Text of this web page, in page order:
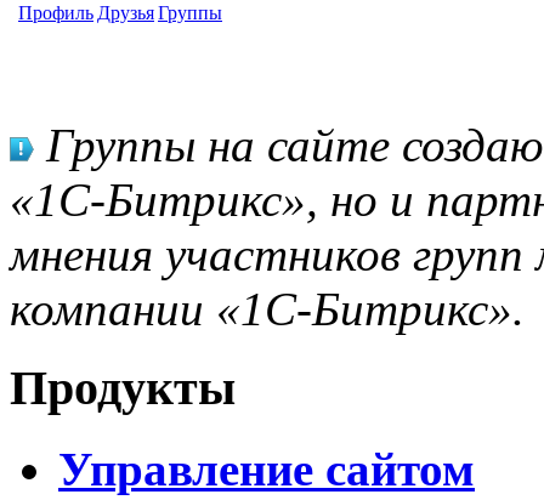
Профиль ДрузьяГруппы
Группы на сайте
«1С-Битрикс», но и
мнения участников
компании «1С-Битрикс».
Продукты
Управление сайтом